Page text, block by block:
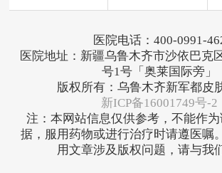
医院电话：400-0991-
医院地址：新疆乌鲁木齐市沙依巴克
号1号「奥莱国际旁」
版权所有：乌鲁木齐新军都皮
新ICP备16001749号-2
注：本网站信息仅供参考，不能作
据，服用药物或进行治疗时请遵医嘱
用文章涉及版权问题，请与我